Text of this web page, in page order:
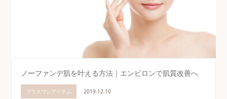
ノーファンデ肌を叶える方法｜エンビロンで肌質改善へ
プラスワンアイテム 2019.12.10